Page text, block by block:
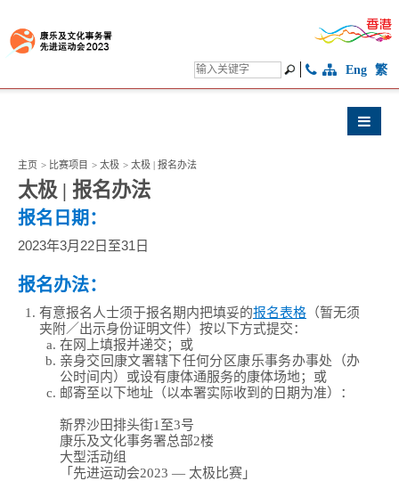
Eng 繁
主页 > 比赛项目 > 太极 > 太极 | 报名办法
太极 | 报名办法
报名日期：
2023年3月22日至31日
报名办法：
有意报名人士须于报名期内把填妥的报名表格 （暂无须
夹附／出示身份证明文件）按以下方式提交：
在网上填报并递交；或
亲身交回康文署辖下任何分区康乐事务办事处（办
公时间内）或设有康体通服务的康体场地；或
邮寄至以下地址（以本署实际收到的日期为准）：
新界沙田排头街1至3号
康乐及文化事务署总部2楼
大型活动组
「先进运动会2023 — 太极比赛」